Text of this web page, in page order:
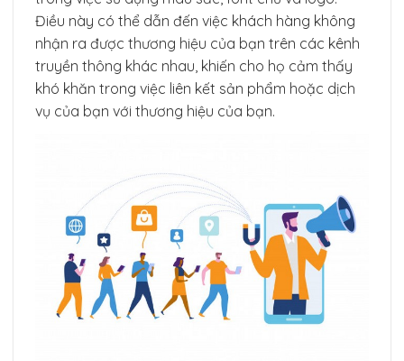
Điều này có thể dẫn đến việc khách hàng không
nhận ra được thương hiệu của bạn trên các kênh
truyền thông khác nhau, khiến cho họ cảm thấy
khó khăn trong việc liên kết sản phẩm hoặc dịch
vụ của bạn với thương hiệu của bạn.